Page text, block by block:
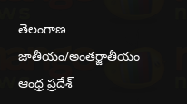
తెలంగాణ
జాతీయం/అంతర్జాతీయం
ఆంధ్ర ప్రదేశ్